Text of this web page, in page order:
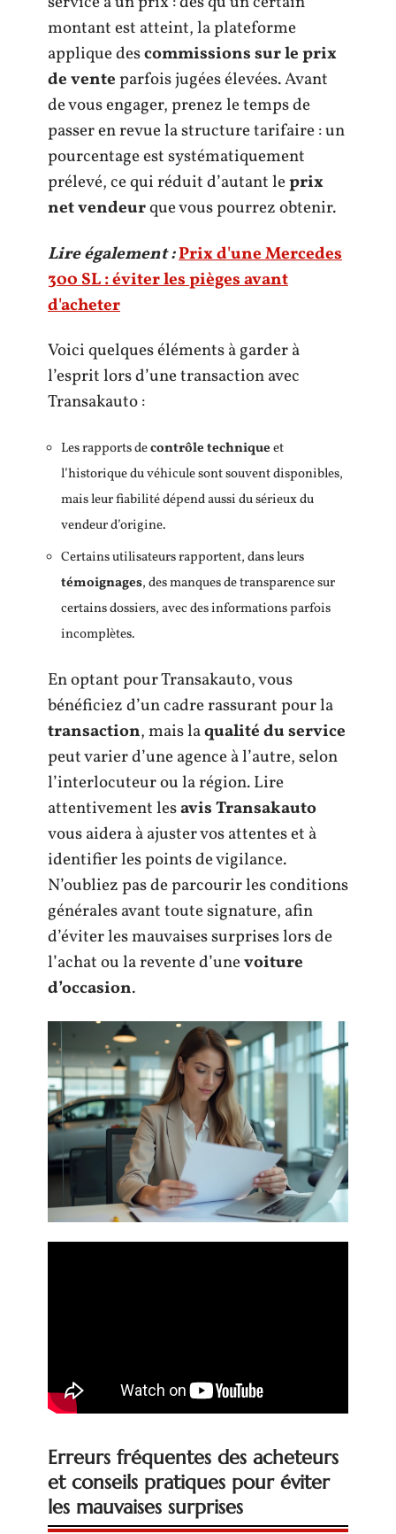
montant est atteint, la plateforme
applique descommissions sur le prix
de venteparfois jugées élevées. Avant
de vous engager, prenez le temps de
passer en revue la structure tarifaire : un
pourcentage est systématiquement
prélevé, ce qui réduit d’autant leprix
net vendeurque vous pourrez obtenir.
Lire également :Prix d'une Mercedes
300 SL : éviter les pièges avant
d'acheter
Voici quelques éléments à garder à
l’esprit lors d’une transaction avec
Transakauto :
Les rapports decontrôle techniqueet
l’historique du véhicule sont souvent disponibles,
mais leur fiabilité dépend aussi du sérieux du
vendeur d’origine.
Certains utilisateurs rapportent, dans leurs
témoignages, des manques de transparence sur
certains dossiers, avec des informations parfois
incomplètes.
En optant pour Transakauto, vous
bénéficiez d’un cadre rassurant pour la
transaction, mais laqualité du service
peut varier d’une agence à l’autre, selon
l’interlocuteur ou la région. Lire
attentivement lesavis Transakauto
vous aidera à ajuster vos attentes et à
identifier les points de vigilance.
N’oubliez pas de parcourir les conditions
générales avant toute signature, afin
d’éviter les mauvaises surprises lors de
l’achat ou la revente d’unevoiture
d’occasion.
Erreurs fréquentes des acheteurs
et conseils pratiques pour éviter
les mauvaises surprises